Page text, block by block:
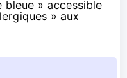
bleue » accessible
» aux